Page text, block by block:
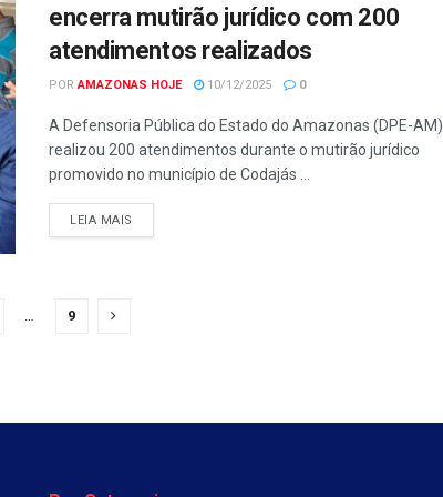
encerra mutirão jurídico com 200
atendimentos realizados
POR AMAZONAS HOJE 10/12/2025 0
A Defensoria Pública do Estado do Amazonas (DPE-AM)
realizou 200 atendimentos durante o mutirão jurídico
promovido no município de Codajás ...
LEIA MAIS
9